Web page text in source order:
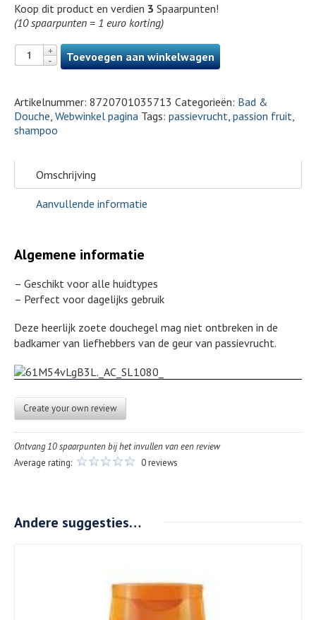
Koop dit product en verdien 3 Spaarpunten!
(10 spaarpunten = 1 euro korting)
Toevoegen aan winkelwagen
Artikelnummer: 8720701035713 Categorieën: Bad &
Douche Webwinkel pagina Tags: passievrucht passion fruit
shampoo
Omschrijving
Aanvullende informatie
Algemene informatie
– Geschikt voor alle huidtypes
– Perfect voor dagelijks gebruik
Deze heerlijk zoete douchegel mag niet ontbreken in de
badkamer van liefhebbers van de geur van passievrucht.
Create your own review
Ontvang 10 spaarpunten bij het invullen van een review
Average rating:
0 reviews
Andere suggesties…